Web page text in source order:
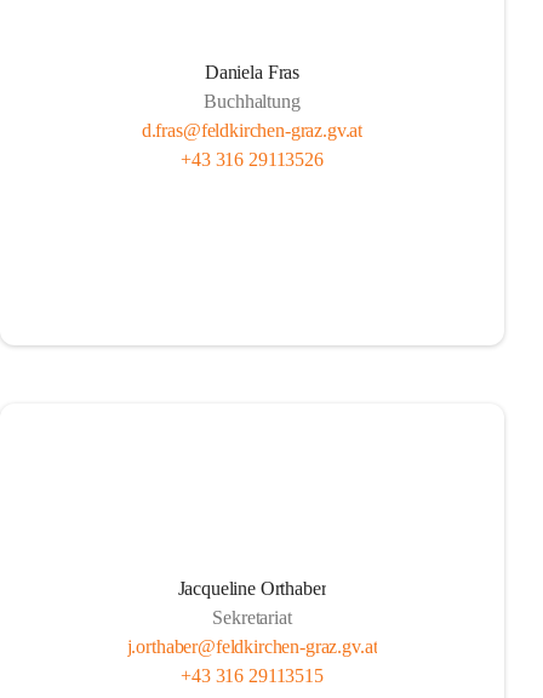
Daniela Fras
Buchhaltung
d.fras@feldkirchen-graz.gv.at
+43 316 29113526
Jacqueline Orthaber
Sekretariat
j.orthaber@feldkirchen-graz.gv.at
+43 316 29113515